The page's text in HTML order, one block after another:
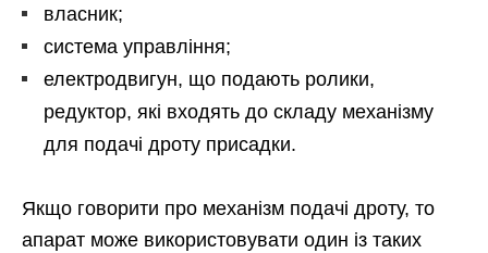
власник;
система управління;
електродвигун, що подають ролики,
редуктор, які входять до складу механізму
для подачі дроту присадки.
Якщо говорити про механізм подачі дроту, то
апарат може використовувати один із таких